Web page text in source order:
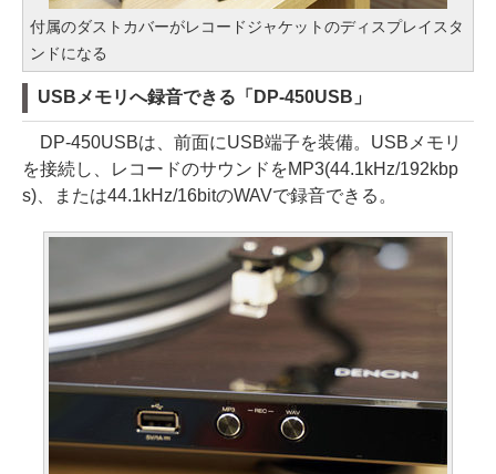
付属のダストカバーがレコードジャケットのディスプレイスタ
ンドになる
USBメモリへ録音できる「DP-450USB」
DP-450USBは、前面にUSB端子を装備。USBメモリ
を接続し、レコードのサウンドをMP3(44.1kHz/192kbp
s)、または44.1kHz/16bitのWAVで録音できる。